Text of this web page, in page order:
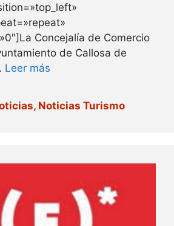
Concejalía de Comercio
de Callosa de
Leer más
, Noticias Turismo